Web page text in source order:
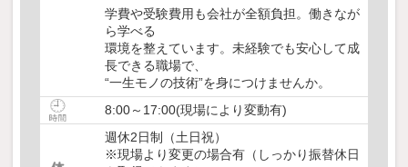
学費や受験費用も会社が全額負担。働きなが
ら学べる
環境を整えています。未経験でも安心して成
長できる職場で、
“一生モノの技術”を身につけませんか。
8:00～17:00(現場により変動有)
週休2日制（土日祝）
※現場より変更の場合有（しっかり振替休日